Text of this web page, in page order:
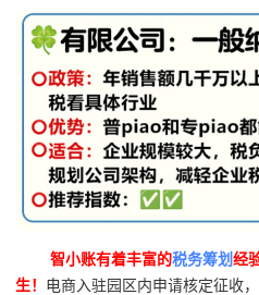
智小账有着丰富的税务筹划经
生！ 电商入驻园区内申请核定征收